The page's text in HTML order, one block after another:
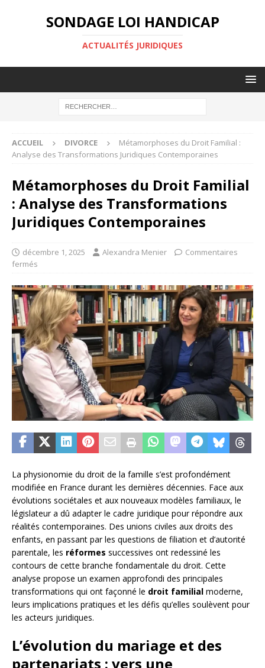
SONDAGE LOI HANDICAP
ACTUALITÉS JURIDIQUES
ACCUEIL DIVORCE
Métamorphoses du Droit Familial :
Analyse des Transformations Juridiques Contemporaines
Métamorphoses du Droit Familial
: Analyse des Transformations
Juridiques Contemporaines
décembre 1, 2025 Alexandra Menier
Commentaires
fermés
La physionomie du droit de la famille s’est profondément
modifiée en France durant les dernières décennies. Face aux
évolutions sociétales et aux nouveaux modèles familiaux, le
législateur a dû adapter le cadre juridique pour répondre aux
réalités contemporaines. Des unions civiles aux droits des
enfants, en passant par les questions de filiation et d’autorité
parentale, les réformes successives ont redessiné les
contours de cette branche fondamentale du droit. Cette
analyse propose un examen approfondi des principales
transformations qui ont façonné le droit familial moderne,
leurs implications pratiques et les défis qu’elles soulèvent pour
les acteurs juridiques.
L’évolution du mariage et des
partenariats : vers une